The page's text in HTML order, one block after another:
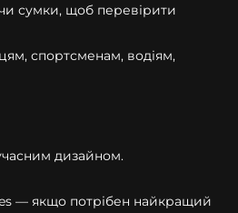
сумки, щоб перевірити
спортсменам, водіям,
дизайном.
— якщо потрібен найкращий